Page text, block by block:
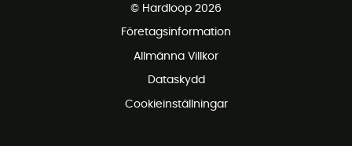
Gratis retur inom 100 dagar
© Hardloop 2026
Företagsinformation
Allmänna Villkor
Dataskydd
Cookieinställningar